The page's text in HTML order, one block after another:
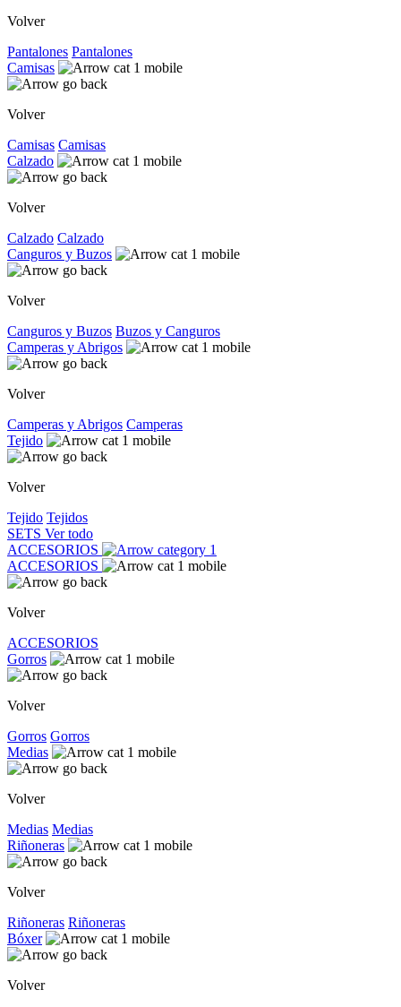
Volver
Pantalones Pantalones
Camisas
Volver
Camisas Camisas
Calzado
Volver
Calzado Calzado
Canguros y Buzos
Volver
Canguros y Buzos Buzos y Canguros
Camperas y Abrigos
Volver
Camperas y Abrigos Camperas
Tejido
Volver
Tejido Tejidos
SETS Ver todo
ACCESORIOS
ACCESORIOS
Volver
ACCESORIOS
Gorros
Volver
Gorros Gorros
Medias
Volver
Medias Medias
Riñoneras
Volver
Riñoneras Riñoneras
Bóxer
Volver